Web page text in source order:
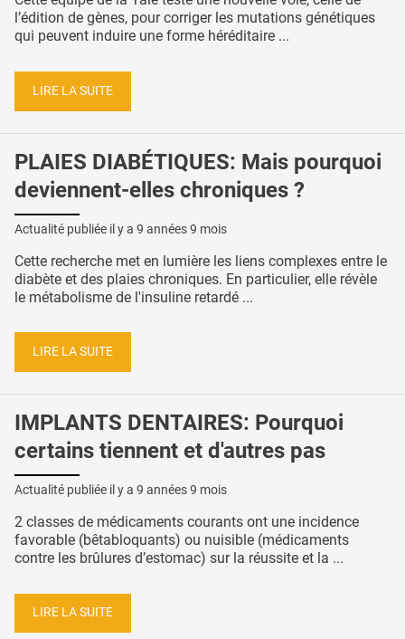
l’édition de gènes, pour corriger les mutations génétiques
qui peuvent induire une forme héréditaire ...
LIRE LA SUITE
PLAIES DIABÉTIQUES: Mais pourquoi
deviennent-elles chroniques ?
Actualité publiée il y a 9 années 9 mois
Cette recherche met en lumière les liens complexes entre le
diabète et des plaies chroniques. En particulier, elle révèle
le métabolisme de l'insuline retardé ...
LIRE LA SUITE
IMPLANTS DENTAIRES: Pourquoi
certains tiennent et d'autres pas
Actualité publiée il y a 9 années 9 mois
2 classes de médicaments courants ont une incidence
favorable (bêtabloquants) ou nuisible (médicaments
contre les brûlures d’estomac) sur la réussite et la ...
LIRE LA SUITE